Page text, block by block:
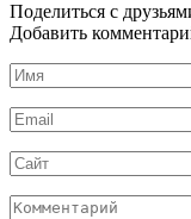
Поделиться с
Добавить
Имя
*
Email
*
Сайт
Комментарий